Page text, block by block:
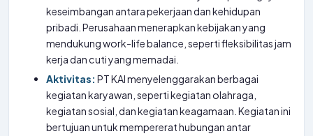
keseimbangan antara pekerjaan dan kehidupan
pribadi. Perusahaan menerapkan kebijakan yang
mendukung work-life balance, seperti fleksibilitas jam
kerja dan cuti yang memadai.
Aktivitas: PT KAI menyelenggarakan berbagai
kegiatan karyawan, seperti kegiatan olahraga,
kegiatan sosial, dan kegiatan keagamaan. Kegiatan ini
bertujuan untuk mempererat hubungan antar